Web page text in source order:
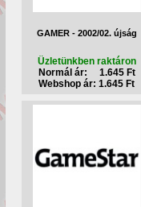
GAMER - 2002/02. újság
Üzletünkben raktáron
Normál ár: 1.645 Ft
Webshop ár: 1.645 Ft